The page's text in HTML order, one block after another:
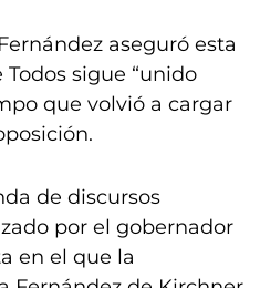
aseguró esta
sigue “unido
que volvió a cargar
de discursos
por el gobernador
en el que la